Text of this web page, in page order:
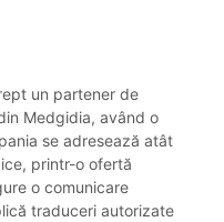
un partener de
Medgidia, având o
se adresează atât
printr-o ofertă
o comunicare
traduceri autorizate